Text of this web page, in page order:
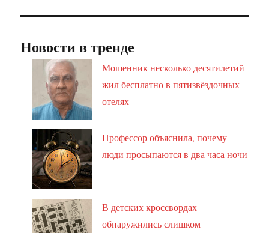
Новости в тренде
Мошенник несколько десятилетий
жил бесплатно в пятизвёздочных
отелях
Профессор объяснила, почему
люди просыпаются в два часа ночи
В детских кроссвордах
обнаружились слишком